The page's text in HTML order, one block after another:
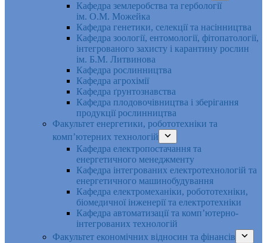
Кафедра землеробства та гербології
ім. О.М. Можейка
Кафедра генетики, селекції та насінництва
Кафедра зоології, ентомології, фітопатології,
інтегрованого захисту і карантину рослин
ім. Б.М. Литвинова
Кафедра рослинництва
Кафедра агрохімії
Кафедра ґрунтознавства
Кафедра плодовочівництва і зберігання
продукції рослинництва
Факультет енергетики, робототехніки та
комп’ютерних технологій
Кафедра електропостачання та
енергетичного менеджменту
Кафедра інтегрованих електротехнологій та
енергетичного машинобудування
Кафедра електромеханіки, робототехніки,
біомедичної інженерії та електротехніки
Кафедра автоматизації та комп’ютерно-
інтегрованих технологій
Факультет економічних відносин та фінансів